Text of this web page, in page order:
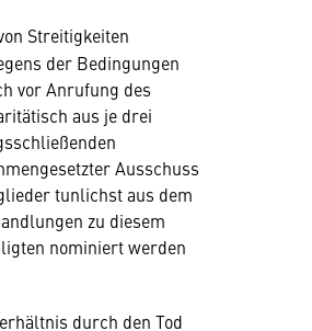
Streitigkeiten
der Bedingungen
vor Anrufung des
aus je drei
Ausschuss
tunlichst aus dem
zu diesem
nominiert werden
durch den Tod